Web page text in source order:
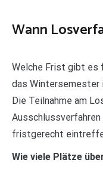
Wann
Welche Frist gibt es
das Wintersemester
Die Teilnahme am
fristgerecht
Wie viele Plätze